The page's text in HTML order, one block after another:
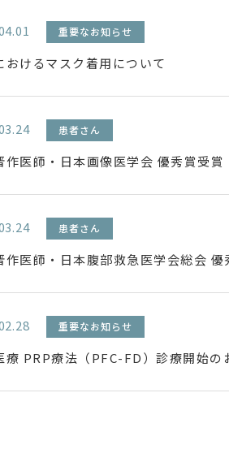
重要なお知らせ
おけるマスク着用について
患者さん
作医師・日本画像医学会 優秀賞受賞
患者さん
作医師・日本腹部救急医学会総会 優
重要なお知らせ
療 PRP療法（PFC-FD）診療開始の